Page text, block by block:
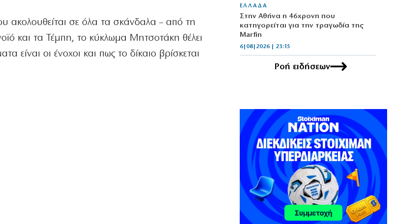
ακολουθείται σε όλα τα σκάνδαλα – από τη
και τα Τέμπη, το κύκλωμα Μητσοτάκη θέλει
είναι οι ένοχοι και πως το δίκαιο βρίσκεται
ΕΛΛΑΔΑ
Στην Αθήνα η 46χρονη που
κατηγορείται για την τραγωδία της
Marfin
6|08|2026 | 23:15
ΟΙΚΟΝΟΜΙΑ
6|08|2026 | 23:10
ΑΘΛΗΤΙΚΑ
Ο Ορτέγκα αποχαιρέτησε τον
Ολυμπιακό και υπογράφει στη Ρίβερ
Πλέιτ
6|08|2026 | 23:00
ΕΛΛΑΔΑ
ΟΛΘ: Νέα επένδυση σε σύγχρονο
εξοπλισμό – 8 νέα Straddle Carriers
στο λιμάνι
Ροή ειδήσεων